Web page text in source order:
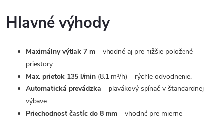
Hlavné výhody
Maximálny výtlak 7 m – vhodné aj pre nižšie položené
priestory.
Max. prietok 135 l/min (8,1 m³/h) – rýchle odvodnenie.
Automatická prevádzka – plavákový spínač v štandardnej
výbave.
Priechodnosť častíc do 8 mm – vhodné pre mierne